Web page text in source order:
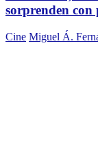
sorprenden con
Cine Miguel Á.